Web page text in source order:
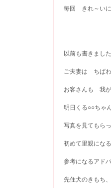
毎回 きれ～いに
以前も書きまし
ご夫妻は ちばわ
お客さんも 我
明日くる○○ちゃ
写真を見てもら
初めて里親にな
参考になるアド
先住犬のきもち